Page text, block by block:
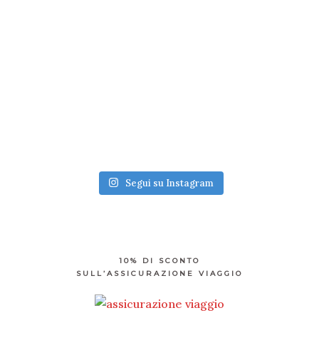
Segui su Instagram
10% DI SCONTO
SULL’ASSICURAZIONE VIAGGIO